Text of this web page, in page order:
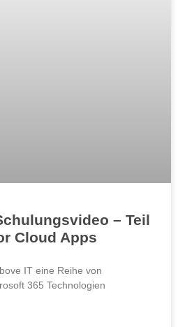
– Teil
Cloud Apps
IT eine Reihe von
365 Technologien